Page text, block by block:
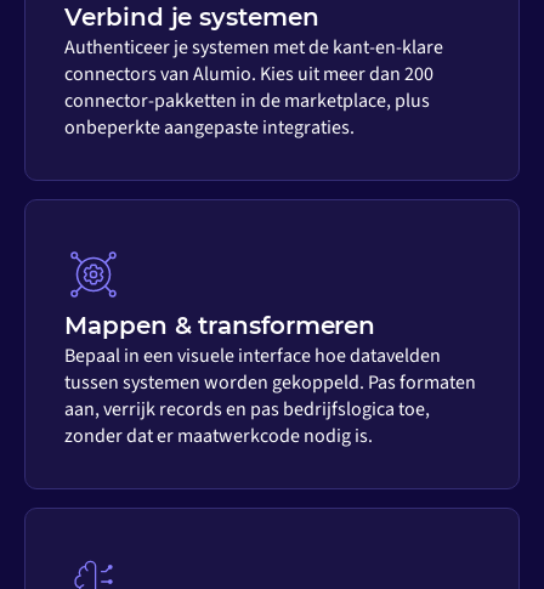
Verbind je systemen
Authenticeer je systemen met de kant-en-klare
connectors van Alumio. Kies uit meer dan 200
connector-pakketten in de marketplace, plus
onbeperkte aangepaste integraties.
Mappen & transformeren
Bepaal in een visuele interface hoe datavelden
tussen systemen worden gekoppeld. Pas formaten
aan, verrijk records en pas bedrijfslogica toe,
zonder dat er maatwerkcode nodig is.